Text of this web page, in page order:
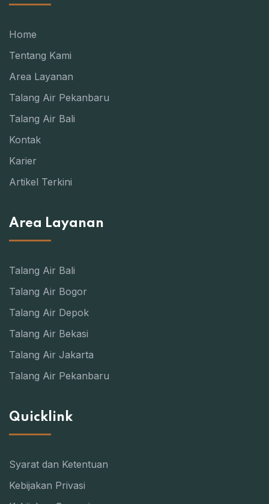
Home
Tentang Kami
Area Layanan
Talang Air Pekanbaru
Talang Air Bali
Kontak
Karier
Artikel Terkini
Area Layanan
Talang Air Bali
Talang Air Bogor
Talang Air Depok
Talang Air Bekasi
Talang Air Jakarta
Talang Air Pekanbaru
Quicklink
Syarat dan Ketentuan
Kebijakan Privasi